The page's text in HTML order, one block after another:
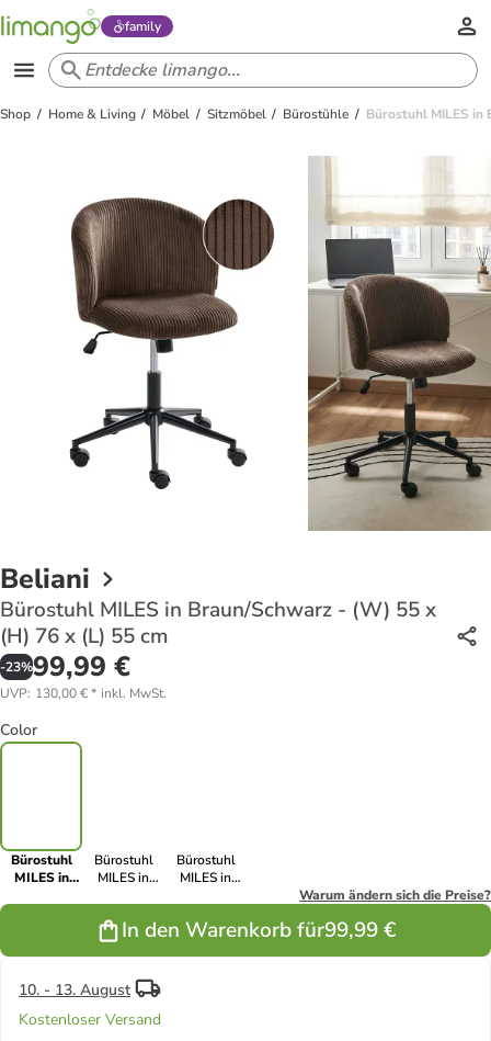
family
Shop Home & Living Möbel Sitzmöbel Bürostühle Bürostuhl MILES in
Beliani
Bürostuhl MILES in Braun/Schwarz - (W) 55 x
(H) 76 x (L) 55 cm
-23%99,99 €
UVP: 130,00 €* inkl. MwSt.
Color
Bürostuhl
MILES in
Bürostuhl
MILES in
76 x (L) 55
cm
Bürostuhl
MILES in
76 x (L) 55
Warum ändern sich die Preise?
In den Warenkorb für99,99 €
10. - 13. August
Kostenloser Versand